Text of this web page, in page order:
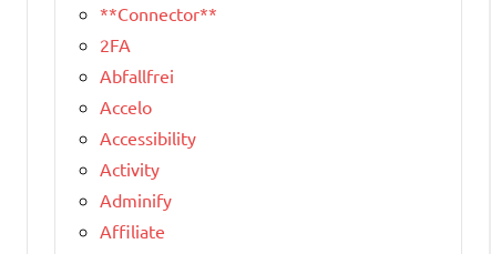
**Connector**
2FA
Abfallfrei
Accelo
Accessibility
Activity
Adminify
Affiliate